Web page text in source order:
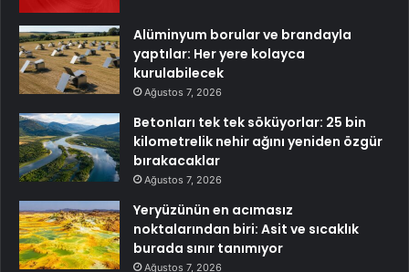
Alüminyum borular ve brandayla
yaptılar: Her yere kolayca
kurulabilecek
Ağustos 7, 2026
Betonları tek tek söküyorlar: 25 bin
kilometrelik nehir ağını yeniden özgür
bırakacaklar
Ağustos 7, 2026
Yeryüzünün en acımasız
noktalarından biri: Asit ve sıcaklık
burada sınır tanımıyor
Ağustos 7, 2026